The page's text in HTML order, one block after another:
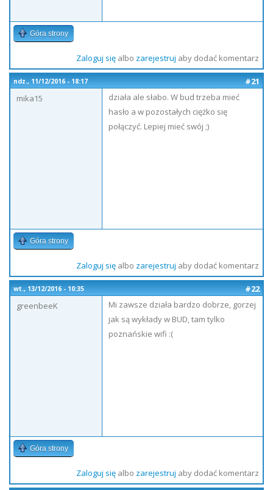
Góra strony
Zaloguj sięalbo zarejestruj aby dodać komentarz
ndz., 11/12/2016 - 18:17
#21
mika15
działa ale słabo. W bud trzeba mieć
hasło a w pozostałych ciężko się
połączyć. Lepiej mieć swój ;)
Góra strony
Zaloguj sięalbo zarejestruj aby dodać komentarz
wt., 13/12/2016 - 10:35
#22
greenbeeK
Mi zawsze działa bardzo dobrze, gorzej
jak są wykłady w BUD, tam tylko
poznańskie wifi :(
Góra strony
Zaloguj sięalbo zarejestruj aby dodać komentarz